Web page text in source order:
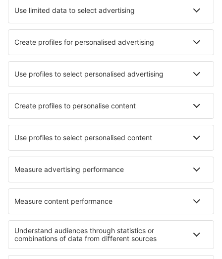
Hotely in Levanto Hotely in Castiglione del Lago
Hotely in Tremosine Hotely in Peschici
Nejlepší hotely - města
Hotely in Miacatlan Hotely in Cernay
Hotely in Bakuriani Hotely in Trendelburg
Hotely in Larressingle Hotely in Ichtratzheim
Hotely in Elchingen Hotely in Santa Olalla del Cala
Nejlepší hotely - regiony
Hotely v Apulii Hotely in Abruzzo Hotely in Lombardy
Hotely na Sicílii Hotely in Friuli-Venezia Giulia
Hotely v New Providence Hotely v Slivenu